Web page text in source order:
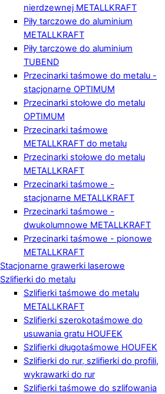
nierdzewnej METALLKRAFT
Piły tarczowe do aluminium
METALLKRAFT
Piły tarczowe do aluminium
TUBEND
Przecinarki taśmowe do metalu -
stacjonarne OPTIMUM
Przecinarki stołowe do metalu
OPTIMUM
Przecinarki taśmowe
METALLKRAFT do metalu
Przecinarki stołowe do metalu
METALLKRAFT
Przecinarki taśmowe -
stacjonarne METALLKRAFT
Przecinarki taśmowe -
dwukolumnowe METALLKRAFT
Przecinarki taśmowe - pionowe
METALLKRAFT
Stacjonarne grawerki laserowe
Szlifierki do metalu
Szlifierki taśmowe do metalu
METALLKRAFT
Szlifierki szerokotaśmowe do
usuwania gratu HOUFEK
Szlifierki długotaśmowe HOUFEK
Szlifierki do rur, szlifierki do profili,
wykrawarki do rur
Szlifierki taśmowe do szlifowania